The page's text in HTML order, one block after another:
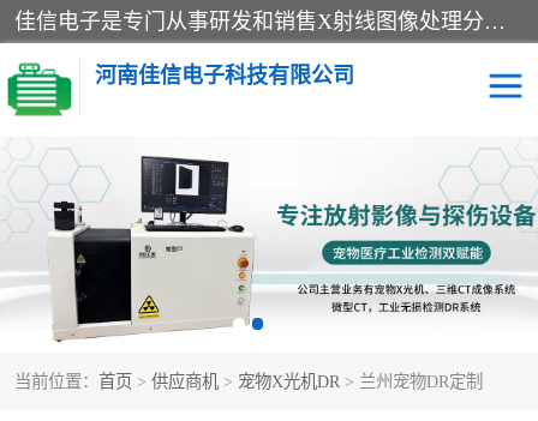
佳信电子是专门从事研发和销售X射线图像处理分析和X射线设备的高端技术公司，先进的图像处理技术帮助用户更加准确的判断图像，为科研和检测提供可靠保证，现有产品包括电力GIS探伤X射线检测系统，电力耐张线夹探伤X射线检测系统，便携式X射线，兽用图像的增强软件工具包，工业和兽用便携式DR，实验室CT，桌面CT等。
河南佳信电子科技有限公司
当前位置： 首页 > 供应商机 > 宠物X光机DR > 兰州宠物DR定制
宠物X光机DR 电力探伤仪GIS探伤仪
电力探伤仪耐张线夹探伤
仪
微焦点射线源
工业CT
C型臂 口腔牙科X光机DR